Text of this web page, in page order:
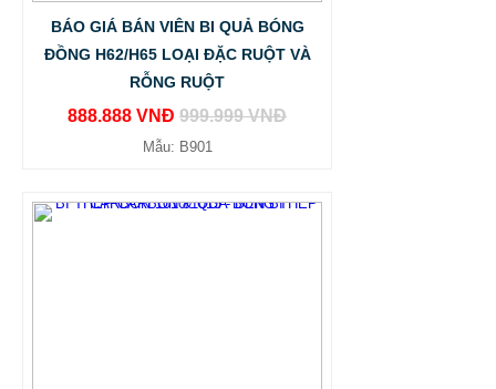
BÁO GIÁ BÁN VIÊN BI QUẢ BÓNG
ĐỒNG H62/H65 LOẠI ĐẶC RUỘT VÀ
RỖNG RUỘT
888.888 VNĐ 999.999 VNĐ
Mẫu: B901